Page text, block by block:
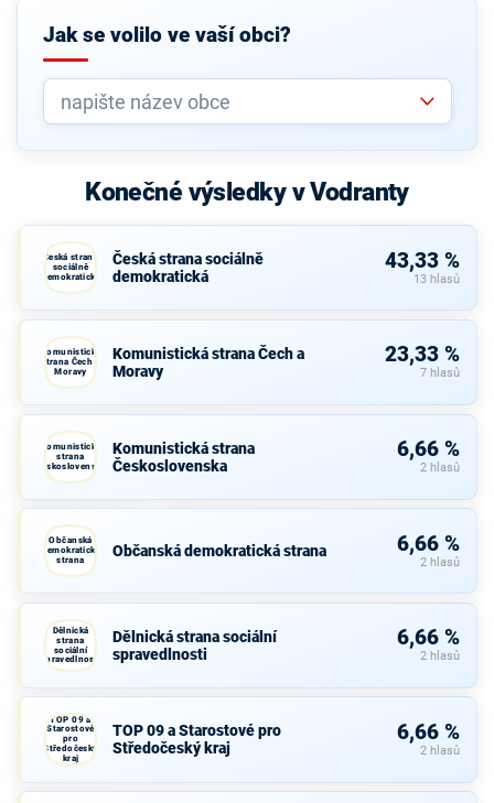
Jak se volilo ve vaší obci?
Konečné výsledky v Vodranty
Česká strana
sociálně
demokratická
Česká strana sociálně
demokratická
43,33 %
13 hlasů
Komunistická
strana Čech a
Moravy
Komunistická strana Čech a
Moravy
23,33 %
7 hlasů
Komunistická
strana
Československa
Komunistická strana
Československa
6,66 %
2 hlasů
Občanská
demokratická
strana
Občanská demokratická strana 6,66 %
2 hlasů
Dělnická
strana
sociální
spravedlnosti
Dělnická strana sociální
spravedlnosti
6,66 %
2 hlasů
TOP 09 a
Starostové
pro
Středočeský
kraj
TOP 09 a Starostové pro
Středočeský kraj
6,66 %
2 hlasů